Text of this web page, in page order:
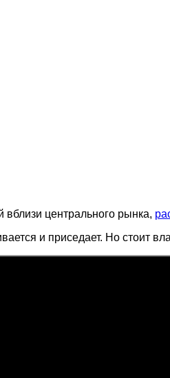
центрального рынка,
и приседает. Но стоит